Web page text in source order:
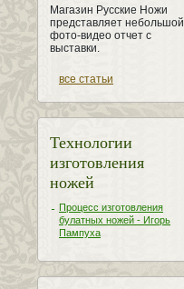
Магазин Русские Ножи
представляет небольшой
фото-видео отчет с
выставки.
все статьи
Технологии
изготовления
ножей
Процесс изготовления
булатных ножей - Игорь
Пампуха